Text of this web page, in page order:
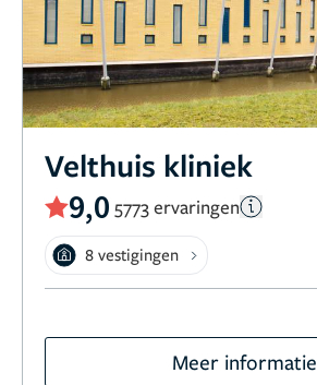
Velthuis kliniek
9,0 5773 ervaringen
8 vestigingen
Meer informatie